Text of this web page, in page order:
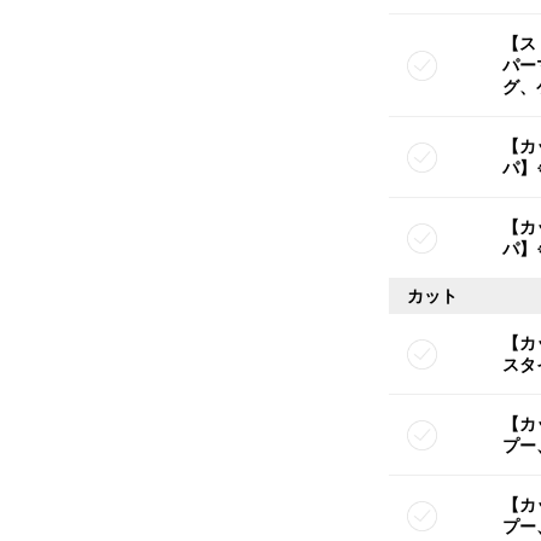
【
パ
グ
【
パ
【
パ
カット
【
ス
【
プー
【
プー